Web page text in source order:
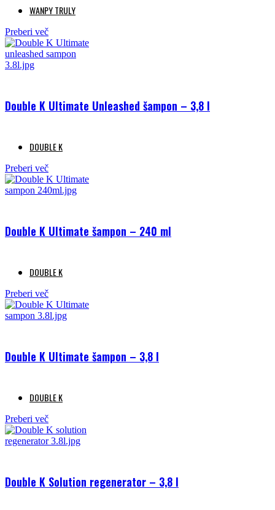
WANPY TRULY
Preberi več
Double K Ultimate Unleashed šampon – 3,8 l
DOUBLE K
Preberi več
Double K Ultimate šampon – 240 ml
DOUBLE K
Preberi več
Double K Ultimate šampon – 3,8 l
DOUBLE K
Preberi več
Double K Solution regenerator – 3,8 l